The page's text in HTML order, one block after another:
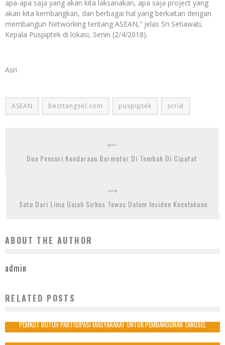
apa-apa saja yang akan kita laksanakan, apa saja project yang
akan kita kembangkan, dan berbagai hal yang berkaitan dengan
membangun Networking tentang ASEAN,” jelas Sri Setiawati,
Kepala Puspiptek di lokasi, Senin (2/4/2018).
Asri
ASEAN besttangsel.com puspiptek scrid
Dua Pencuri Kendaraan Bermotor Di Tembak Di Ciputat
Satu Dari Lima Gajah Sirkus Tewas Dalam Insiden Kecelakaan
ABOUT THE AUTHOR
admin
RELATED POSTS
PILKADA TANGERANG: HEGEMONI CALON TUNGGAL DAN SEPAKBOLA TERJAL
PEMKOT BUTUH PARTISIPASI MASYARAKAT UNTUK PEMBANGUNAN TANGSEL